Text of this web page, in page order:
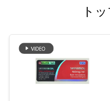
ト